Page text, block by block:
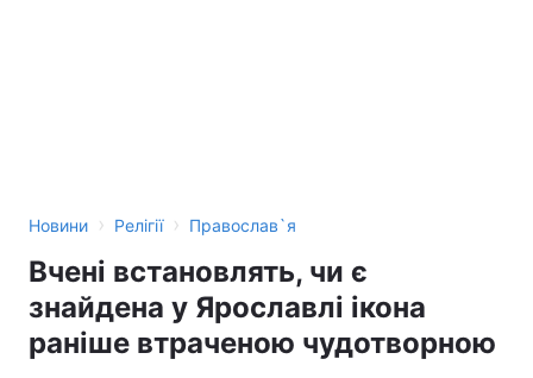
Новини › Релігії › Православ`я
Вчені встановлять, чи є
знайдена у Ярославлі ікона
раніше втраченою чудотворною